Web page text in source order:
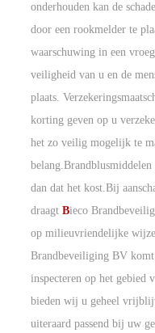
onderhouden kan de
door een rookmelder te
waarschuwing in een
veiligheid van u en de
plaats.
korting geven op u
het zo veilig mogelijk te
dan dat het kost.Bij
draagt Bieco
op milieuvriendelijke
Brandbeveiliging BV
inspecteren op het gebied
bieden wij u geheel
uiteraard passend bij uw